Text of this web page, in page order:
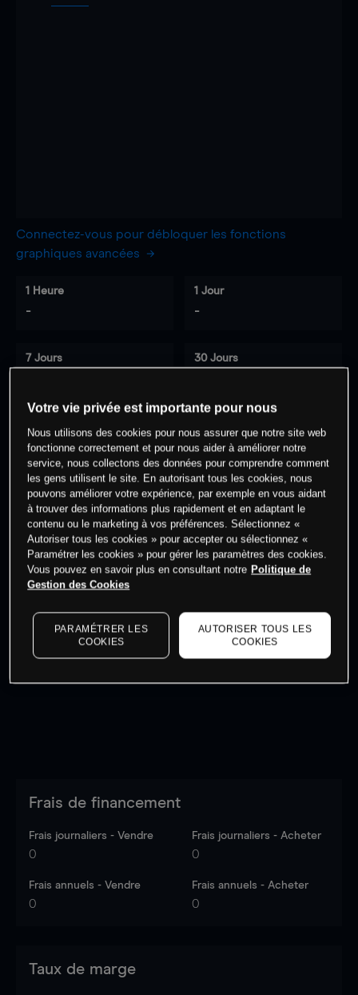
Connectez-vous pour débloquer les fonctions
graphiques avancées
1 Heure
-
1 Jour
-
7 Jours 30 Jours
0% des clients ont une position à sur
cet actif
Commencez à trader
Les prix sont indicatifs. Connectez-vouspour voir les
dernières données du marché.
Log into see latest
market data
Frais de financement
Frais journaliers - Vendre
0
Frais journaliers - Acheter
0
Frais annuels - Vendre
0
Frais annuels - Acheter
0
Taux de marge
Votre vie privée est importante pour nous
Nous utilisons des cookies pour nous assurer que notre site web
fonctionne correctement et pour nous aider à améliorer notre
service, nous collectons des données pour comprendre comment
les gens utilisent le site. En autorisant tous les cookies, nous
pouvons améliorer votre expérience, par exemple en vous aidant
à trouver des informations plus rapidement et en adaptant le
contenu ou le marketing à vos préférences. Sélectionnez «
Autoriser tous les cookies » pour accepter ou sélectionnez «
Paramétrer les cookies » pour gérer les paramètres des cookies.
Vous pouvez en savoir plus en consultant notre Politique de
Gestion des Cookies
PARAMÉTRER LES
COOKIES
AUTORISER TOUS LES
COOKIES